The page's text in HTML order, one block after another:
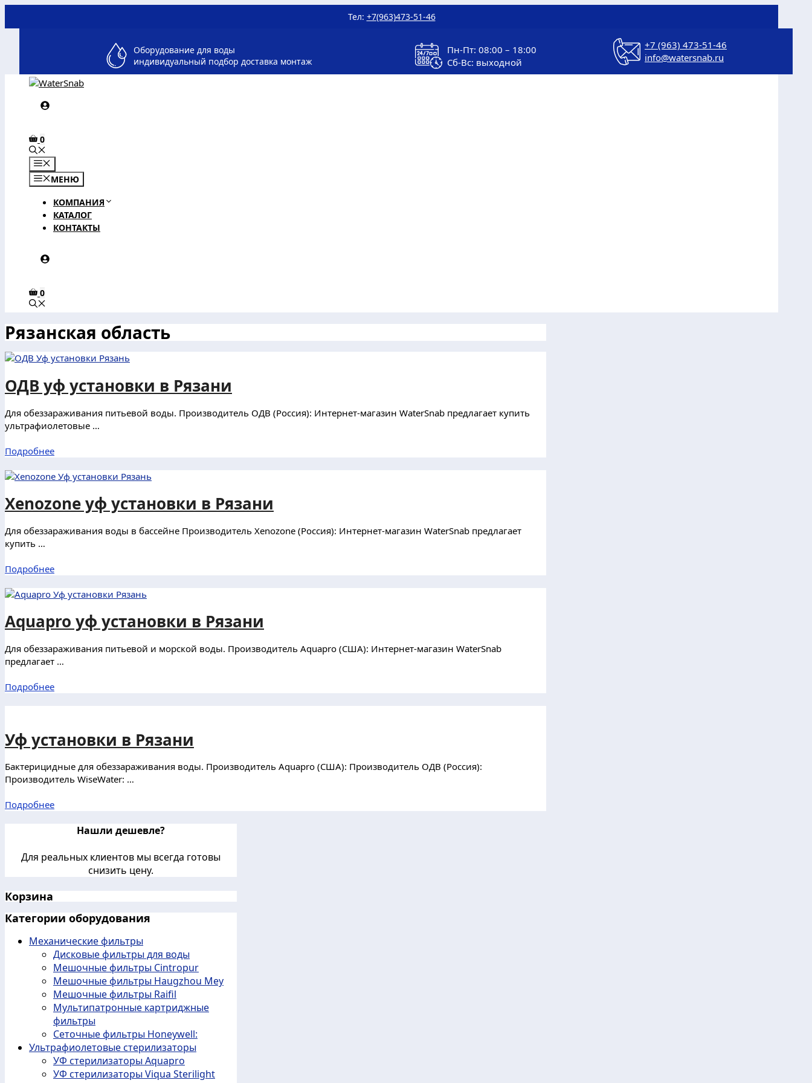
Тел: +7(963)473-51-46
Оборудование для воды
индивидуальный подбор доставка монтаж
Пн-Пт: 08:00 – 18:00
Сб-Вс: выходной
+7 (963) 473-51-46
info@watersnab.ru
0
МЕНЮ
КОМПАНИЯ
КАТАЛОГ
КОНТАКТЫ
0
Рязанская область
ОДВ уф установки в Рязани
Для обеззараживания питьевой воды. Производитель ОДВ (Россия): Интернет-магазин WaterSnab предлагает купить
ультрафиолетовые …
Подробнее
Xenozone уф установки в Рязани
Для обеззараживания воды в бассейне Производитель Xenozone (Россия): Интернет-магазин WaterSnab предлагает
купить …
Подробнее
Aquapro уф установки в Рязани
Для обеззараживания питьевой и морской воды. Производитель Aquapro (США): Интернет-магазин WaterSnab
предлагает …
Подробнее
Уф установки в Рязани
Бактерицидные для обеззараживания воды. Производитель Aquapro (США): Производитель ОДВ (Россия):
Производитель WiseWater: …
Подробнее
Нашли дешевле?
Для реальных клиентов мы всегда готовы
снизить цену.
Корзина
Категории оборудования
Механические фильтры
Дисковые фильтры для воды
Мешочные фильтры Cintropur
Мешочные фильтры Haugzhou Mey
Мешочные фильтры Raifil
Мультипатронные картриджные
фильтры
Сеточные фильтры Honeywell:
Ультрафиолетовые стерилизаторы
УФ стерилизаторы Aquapro
УФ стерилизаторы Viqua Sterilight